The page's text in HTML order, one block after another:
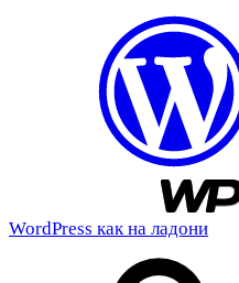
WordPress как на ладони